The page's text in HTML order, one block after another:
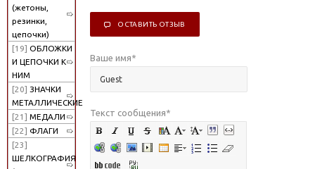
(жетоны,
резинки,
цепочки)
[19] ОБЛОЖКИ
И ЦЕПОЧКИ К
НИМ
[20] ЗНАЧКИ
МЕТАЛЛИЧЕСКИЕ
[21] МЕДАЛИ
[22] ФЛАГИ
[23]
ШЕЛКОГРАФИЯ
ОСТАВИТЬ ОТЗЫВ
Ваше имя*
Текст сообщения*